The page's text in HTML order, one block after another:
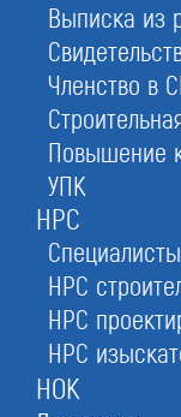
Выписка из
Членство в
Повышение
УПК
НРС
НРС
НРС
НРС
НОК
Заказать
сроки,